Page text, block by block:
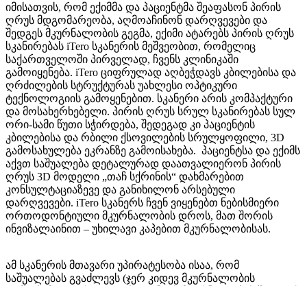
იმისათვის, რომ ექიმმა და პაციენტმა შეაფასონ პირის
ღრუს მდგომარეობა, აღმოაჩინონ დარღვევები და
შედგეს მკურნალობის გეგმა, ექიმი ატარებს პირის ღრუს
სკანირებას iTero სკანერის მეშვეობით, რომელიც
საქართველოში პირველად, ჩვენს კლინიკაში
გამოიყენება. iTero ციფრულად აღბეჭდავს კბილებისა და
ღრძილების სტრუქტურას უახლესი ოპტიკური
ტექნოლოგიის გამოყენებით. სკანერი არის კომპაქტური
და მოსახერხებელი. პირის ღრუს სრულ სკანირებას სულ
ორი-სამი წუთი სჭირდება, შედეგად კი პაციენტის
კბილებისა და რბილი ქსოვილების სრულყოფილი, 3D
გამოსახულება ეკრანზე გამოისახება. პაციენტსა და ექიმს
აქვთ საშუალება დეტალურად დაათვალიერონ პირის
ღრუს 3D მოდელი „თაჩ სქრინის“ დახმარებით
კონსულტაციაზევე და განიხილონ არსებული
დარღვევები. iTero სკანერს ჩვენ ვიყენებთ ნებისმიერი
ორთოდონტიული მკურნალობის დროს, მათ შორის
ინვიზალაინით – უხილავი კაპებით მკურნალობისას.
ამ სკანერის მთავარი უპირატესობა ისაა, რომ
საშუალებას გვაძლევს (ჯერ კიდევ მკურნალობის